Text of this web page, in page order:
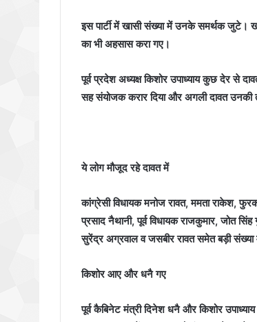
इस पार्टी में खासी संख्या में उनके समर्थक जुटे।
का भी अहसास करा गए।
पूर्व प्रदेश अध्यक्ष किशोर उपाध्याय कुछ देर से
सह संयोजक करार दिया और अगली दावत
ये लोग मौजूद रहे दावत में
कांग्रेसी विधायक मनोज रावत, ममता राकेश,
प्रसाद नैथानी, पूर्व विधायक राजकुमार, जोत
सुरेंद्र अग्रवाल व जसबीर रावत समेत बड़ी संख्या
किशोर आए और धनै गए
पूर्व कैबिनेट मंत्री दिनेश धनै और किशोर